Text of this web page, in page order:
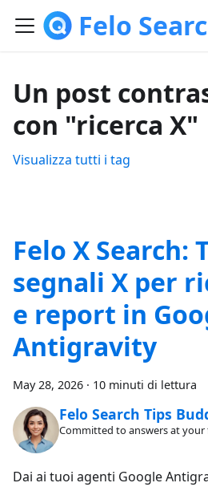
Felo
Un post
con "ricerca X"
Visualizza tutti i tag
Felo X Search:
segnali X per
e report in
Antigravity
May 28, 2026 · 10 minuti di lettura
Felo Search Tips
Committed to answers at
Dai ai tuoi agenti Google